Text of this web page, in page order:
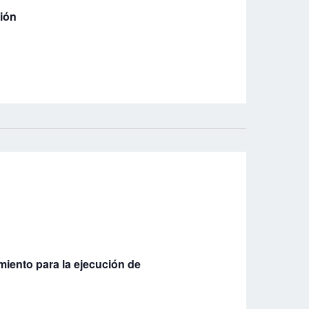
para la ejecución de